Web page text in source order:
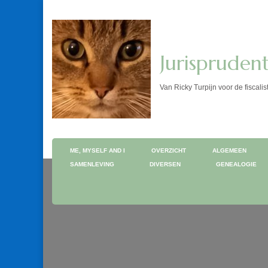
Van Ricky Turpijn voor de
ME, MYSELF AND I OVERZICHT ALGEMEEN
SAMENLEVING DIVERSEN GENEALOGIE